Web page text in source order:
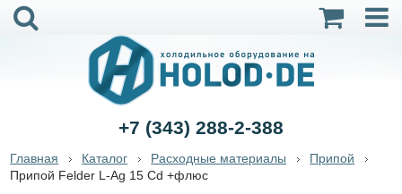
+7 (343) 288-2-388
Главная Каталог Расходные материалы
Припой
Припой Felder L-Ag 15 Cd +флюс